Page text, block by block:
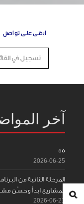
ابقى على تواصل
آخر
55
2026-06-25
المرحلة الثانية من
المشاريع ابدأ وحسّن
2026-06-21